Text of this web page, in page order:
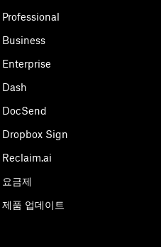
Professional
Business
Enterprise
Dash
DocSend
Dropbox Sign
Reclaim.ai
요금제
제품 업데이트